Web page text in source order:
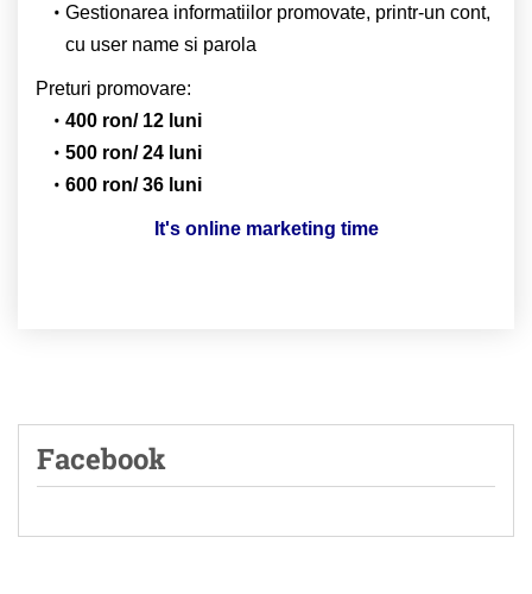
Gestionarea informatiilor promovate, printr-un cont,
cu user name si parola
Preturi promovare:
400 ron/ 12 luni
500 ron/ 24 luni
600 ron/ 36 luni
It's online marketing time
Facebook